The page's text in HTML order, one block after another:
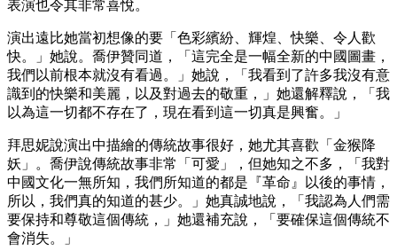
表演也令其非常喜悅。
演出遠比她當初想像的要「色彩繽紛、輝煌、快樂、令人歡
快。」她說。喬伊贊同道，「這完全是一幅全新的中國圖畫，
我們以前根本就沒有看過。」她說，「我看到了許多我沒有意
識到的快樂和美麗，以及對過去的敬重，」她還解釋說，「我
以為這一切都不存在了，現在看到這一切真是興奮。」
拜思妮說演出中描繪的傳統故事很好，她尤其喜歡「金猴降
妖」。喬伊說傳統故事非常「可愛」，但她知之不多，「我對
中國文化一無所知，我們所知道的都是『革命』以後的事情，
所以，我們真的知道的甚少。」她真誠地說，「我認為人們需
要保持和尊敬這個傳統，」她還補充說，「要確保這個傳統不
會消失。」